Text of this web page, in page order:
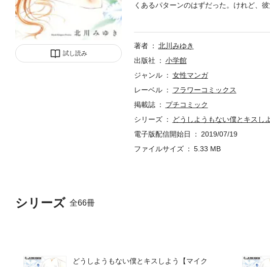
試し読み
シリーズ 全66冊
どうしようもない僕とキスしよう【マイク
くあるパターンのはずだった。けれど、
幼なじみ、ケンカ友達、そして弟ーーー
著者
北川みゆき
出版社
小学館
ジャンル
女性マンガ
レーベル
フラワーコミックス
掲載誌
プチコミック
シリーズ
どうしようもない僕とキスし
電子版配信開始日
2019/07/19
ファイルサイズ
5.33 MB